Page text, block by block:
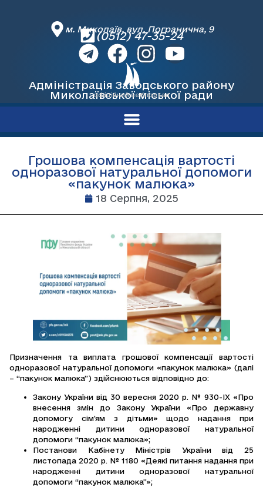
м. Миколаїв, вул. Погранична, 9
(0512) 47-35-24
Адміністрація Заводського району
Миколаївської міської ради
офіційний вебпортал
Грошова компенсація вартості
одноразової натуральної допомоги
«пакунок малюка»
18 Серпня, 2025
Призначення та виплата грошової компенсації вартості
одноразової натуральної допомоги «пакунок малюка» (далі
– “пакунок малюка”) здійснюються відповідно до:
Закону України від 30 вересня 2020 р. № 930-ІХ «Про
внесення змін до Закону України «Про державну
допомогу сім’ям з дітьми» щодо надання при
народженні дитини одноразової натуральної
допомоги “пакунок малюка»;
Постанови Кабінету Міністрів України від 25
листопада 2020 р. № 1180 «Деякі питання надання при
народженні дитини одноразової натуральної
допомоги “пакунок малюка”»;